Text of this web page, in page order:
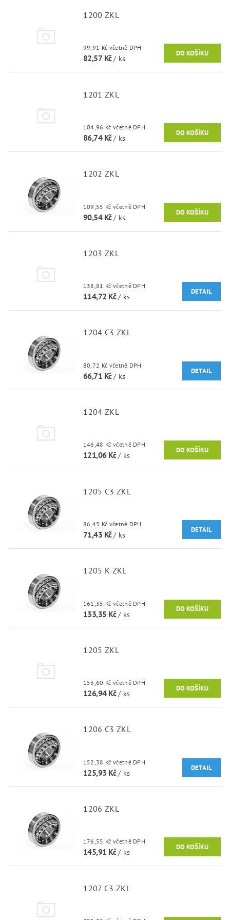
1200 ZKL
99,91 Kč včetně DPH
82,57 Kč/ ks
1201 ZKL
104,96 Kč včetně DPH
86,74 Kč/ ks
1202 ZKL
109,55 Kč včetně DPH
90,54 Kč/ ks
1203 ZKL
138,81 Kč včetně DPH
114,72 Kč/ ks
DETAIL
1204 C3 ZKL
80,72 Kč včetně DPH
66,71 Kč/ ks
DETAIL
1204 ZKL
146,48 Kč včetně DPH
121,06 Kč/ ks
1205 C3 ZKL
86,43 Kč včetně DPH
71,43 Kč/ ks
DETAIL
1205 K ZKL
161,35 Kč včetně DPH
133,35 Kč/ ks
1205 ZKL
153,60 Kč včetně DPH
126,94 Kč/ ks
1206 C3 ZKL
152,38 Kč včetně DPH
125,93 Kč/ ks
DETAIL
1206 ZKL
176,55 Kč včetně DPH
145,91 Kč/ ks
1207 C3 ZKL